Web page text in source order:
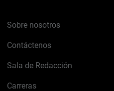
Sobre nosotros
Contáctenos
Sala de Redacción
Carreras